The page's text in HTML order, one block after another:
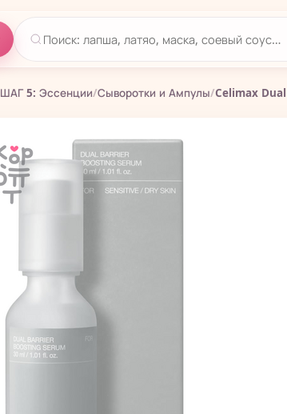
ШАГ 5: Эссенции/Сыворотки и Ампулы/Celimax